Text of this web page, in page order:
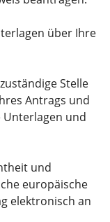
über Ihre
Stelle
Antrags und
und
und
europäische
elektronisch an